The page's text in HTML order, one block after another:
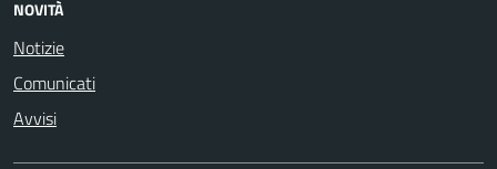
NOVITÀ
Notizie
Comunicati
Avvisi